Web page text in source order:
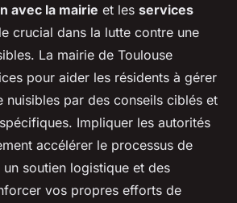
avec la mairie et les services
crucial dans la lutte contre une
La mairie de Toulouse
pour aider les résidents à gérer
nuisibles par des conseils ciblés et
Impliquer les autorités
accélérer le processus de
soutien logistique et des
vos propres efforts de